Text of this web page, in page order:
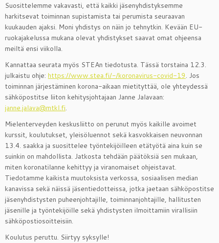
Suosittelemme vakavasti, että kaikki jäsenyhdistyksemme
harkitsevat toiminnan supistamista tai perumista seuraavan
kuukauden ajaksi. Moni yhdistys on näin jo tehnytkin. Kevään EU-
ruokajakelussa mukana olevat yhdistykset saavat omat ohjeensa
meiltä ensi viikolla.
Kannattaa seurata myös STEAn tiedotusta. Tässä torstaina 12.3.
julkaistu ohje: https://www.stea.fi/-/koronavirus-covid-19. Jos
toiminnan järjestäminen korona-aikaan mietityttää, ole yhteydessä
sähköpostitse liiton kehitysjohtajaan Janne Jalavaan:
janne.jalava@mtkl.fi.
Mielenterveyden keskusliitto on perunut myös kaikille avoimet
kurssit, koulutukset, yleisöluennot sekä kasvokkaisen neuvonnan
13.4. saakka ja suosittelee työntekijöilleen etätyötä aina kuin se
suinkin on mahdollista. Jatkosta tehdään päätöksiä sen mukaan,
miten koronatilanne kehittyy ja viranomaiset ohjeistavat.
Tiedotamme kaikista muutoksista verkossa, sosiaalisen median
kanavissa sekä näissä jäsentiedotteissa, jotka jaetaan sähköpostitse
jäsenyhdistysten puheenjohtajille, toiminnanjohtajille, hallitusten
jäsenille ja työntekijöille sekä yhdistysten ilmoittamiin virallisiin
sähköpostiosoitteisiin.
Koulutus peruttu. Siirtyy syksylle!